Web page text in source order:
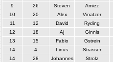
9
26 Steven
Amiez
10
20 Alex
Vinatzer
11
12 David
Ryding
12
18 Aj
Ginnis
13
15 Fabio
Gstrein
14
4 Linus
Strasser
14
28 Johannes
Strolz